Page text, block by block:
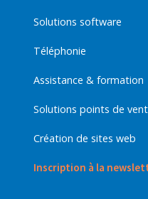
Solutions software
Téléphonie
Assistance & formation
Solutions points de
Création de sites web
Inscription à la